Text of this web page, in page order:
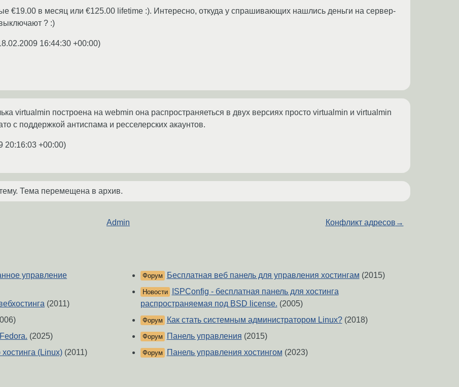
€19.00 в месяц или €125.00 lifetime :). Интересно, откуда у спрашивающих нашлись деньги на сервер-
? :)
16:44:30 +00:00)
virtualmin построена на webmin она распространяеться в двух версиях просто virtualmin и virtualmin
с поддержкой антиспама и ресселерских акаунтов.
20:16:03 +00:00)
Тема перемещена в архив.
Admin Конфликт адресов →
управление
(2011)
(2025)
(Linux) (2011)
Форум Бесплатная веб панель для управления хостингам (2015)
Новости
ISPConfig - бесплатная панель для хостинга
распространяемая под BSD license. (2005)
Форум Как стать системным администратором Linux?(2018)
Форум Панель управления (2015)
Форум Панель управления хостингом (2023)